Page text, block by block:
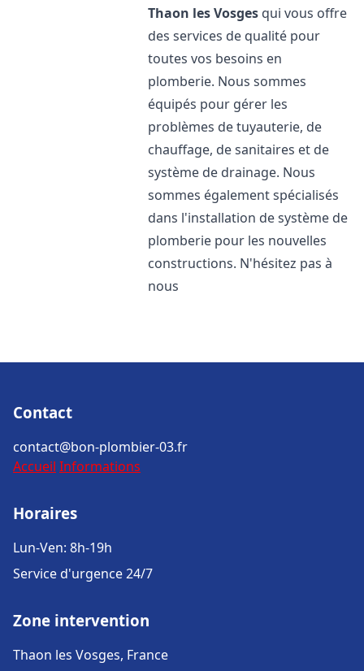
Thaon les Vosges qui vous offre
des services de qualité pour
toutes vos besoins en
plomberie. Nous sommes
équipés pour gérer les
problèmes de tuyauterie, de
chauffage, de sanitaires et de
système de drainage. Nous
sommes également spécialisés
dans l'installation de système de
plomberie pour les nouvelles
constructions. N'hésitez pas à
nous
Contact
contact@bon-plombier-03.fr
Accueil Informations
Horaires
Lun-Ven: 8h-19h
Service d'urgence 24/7
Zone intervention
Thaon les Vosges, France